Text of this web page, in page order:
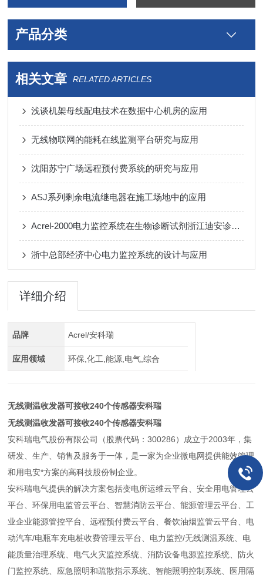
产品分类
相关文章 RELATED ARTICLES
浅谈机架母线配电技术在数据中心机房的应用
无线物联网的能耗在线监测平台研究与应用
沈阳苏宁广场远程预付费系统的研究与应用
ASJ系列剩余电流继电器在施工场地中的应用
Acrel-2000电力监控系统在生物诊断试剂浙江迪安诊断的应用
浙中总部经济中心电力监控系统的设计与应用
详细介绍
品牌 Acrel/安科瑞
应用领域 环保,化工,能源,电气,综合
无线测温收发器可接收240个传感器安科瑞
无线测温收发器可接收240个传感器安科瑞
安科瑞电气股份有限公司（股票代码：300286）成立于2003年，集
研发、生产、销售及服务于一体，是一家为企业微电网提供能效管理
和用电安*方案的高科技股份制企业。
安科瑞电气提供的解决方案包括变电所运维云平台、安全用电管理云
平台、环保用电监管云平台、智慧消防云平台、能源管理云平台、工
业企业能源管控平台、远程预付费云平台、餐饮油烟监管云平台、电
动汽车/电瓶车充电桩收费管理云平台、电力监控/无线测温系统、电
能质量治理系统、电气火灾监控系统、消防设备电源监控系统、防火
门监控系统、应急照明和疏散指示系统、智能照明控制系统、医用隔